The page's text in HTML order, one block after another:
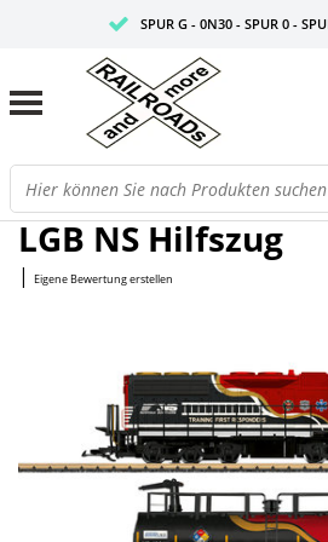
SPUR G - 0N30 - SPUR 0 -
Startseite/NS Hilfszug
LGB NS Hilfszug
| Eigene Bewertung erstellen